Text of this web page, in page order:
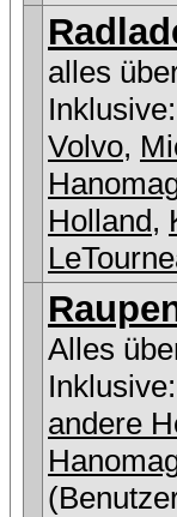
alles
Inklusive:
Volvo,
Holland,
Alles
Inklusive:
andere